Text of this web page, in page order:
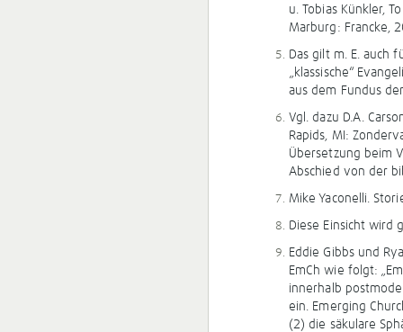
u. Tobias Künkler,
Marburg: Francke,
Das gilt m. E. auch
„klassische“
aus dem Fundus
Vgl. dazu D.A.
Rapids, MI:
Übersetzung beim
Abschied von der
Mike Yaconelli.
Diese Einsicht wird
Eddie Gibbs und
EmCh wie folgt:
innerhalb
ein. Emerging
(2) die säkulare